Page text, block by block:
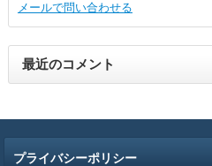
メールで問い合わせる
最近のコメント
プライバシーポリシー